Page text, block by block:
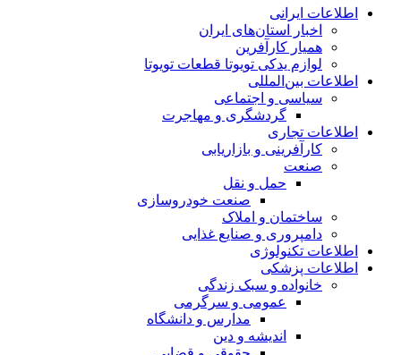
اطلاعات‌ ‎ایرانی
اخبار استان‌های ایران
همیار کارآفرین
لوازم یدکی تویوتا قطعات تویوتا
اطلاعات بین‌المللی
سیاسی و اجتماعی
گردشگری و مهاجرت
اطلاعات تجاری
کارآفرینی و بازاریابی
صنعت
حمل و نقل
صنعت خودروسازی
ساختمان و املاک
دامپروری و صنایع غذایی
اطلاعات تکنولوژی
اطلاعات پزشکی
خانواده و سبک زندگی
عمومی و سرگرمی
مدارس و دانشگاه
اندیشه و دین